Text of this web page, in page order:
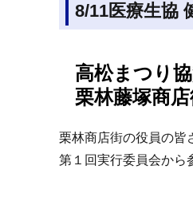
8/11医療生協
高松まつり
栗林藤塚商
栗林商店街の役員の皆
第１回実行委員会から